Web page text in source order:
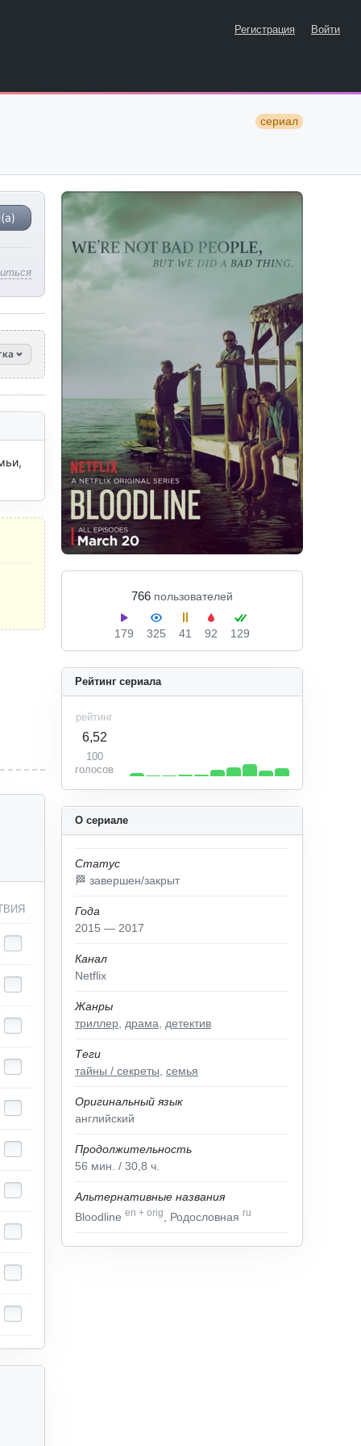
Регистрация Войти
сериал
766 пользователей
179 325 41 92 129
О сериале
Статус
🏁 завершен/закрыт
Года
2015 — 2017
Канал
Netflix
Жанры
триллер драма детектив
Теги
тайны / секреты семья
Оригинальный язык
английский
Продолжительность
56 мин. / 30,8 ч.
Альтернативные названия
Bloodline en + orig , Родословная ru
Рейтинг сериала
рейтинг
6,52
100
голосов